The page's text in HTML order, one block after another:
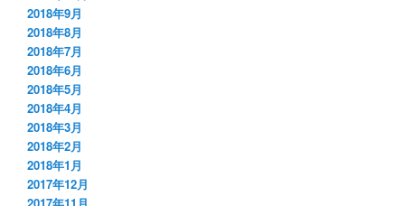
2018年9月
2018年8月
2018年7月
2018年6月
2018年5月
2018年4月
2018年3月
2018年2月
2018年1月
2017年12月